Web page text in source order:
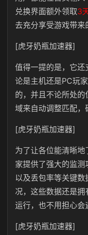
兑换界面额外领取3
去充分享受游戏带来
[虎牙奶瓶加速器]
值得一提的是，它
论是主机还是PC玩
的，并且不论所处
域来自动调整匹配，
[虎牙奶瓶加速器]
为了让各位能清晰
家提供了强大的监
以及丢包率等关键
况，这些数据还是
运行，也不用担心会
[虎牙奶瓶加速器]